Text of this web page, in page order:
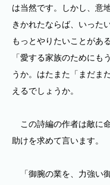
は当然です。しかし、意
きかれたならば、いった
もっとやりたいことがあ
「愛する家族のためにも
うか。はたまた「まだま
えるでしょうか。
この詩編の作者は敵に
助けを求めて言います。
「御腕の業を、力強い